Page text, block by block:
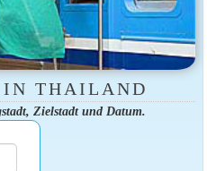
IN THAILAND
Zielstadt und Datum.